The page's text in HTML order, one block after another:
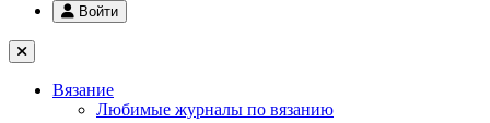
Войти
Вязание
Любимые журналы по вязанию